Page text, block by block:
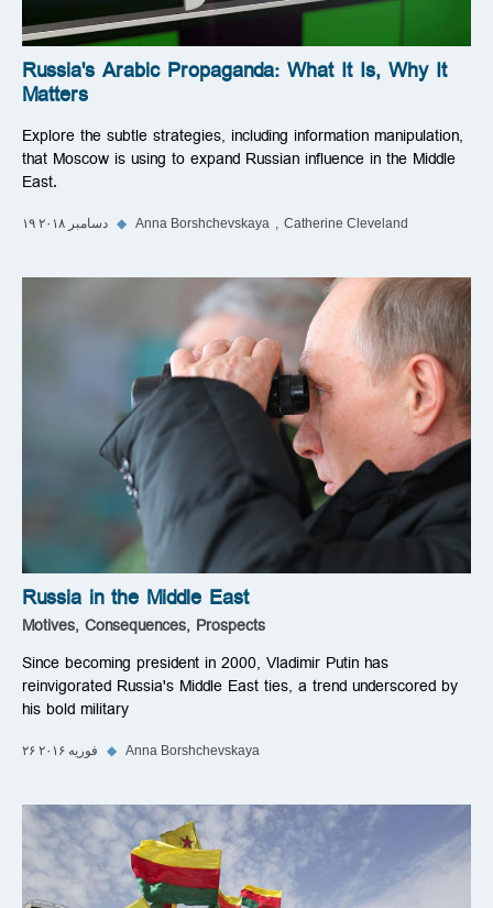
Russia's Arabic Propaganda: What It Is, Why It
Matters
Explore the subtle strategies, including information manipulation,
that Moscow is using to expand Russian influence in the Middle
East.
۱۹ دسامبر ۲۰۱۸ ◆ Anna Borshchevskaya Catherine Cleveland
Russia in the Middle East
Motives, Consequences, Prospects
Since becoming president in 2000, Vladimir Putin has
reinvigorated Russia's Middle East ties, a trend underscored by
his bold military
۲۶ فوریه ۲۰۱۶ ◆ Anna Borshchevskaya